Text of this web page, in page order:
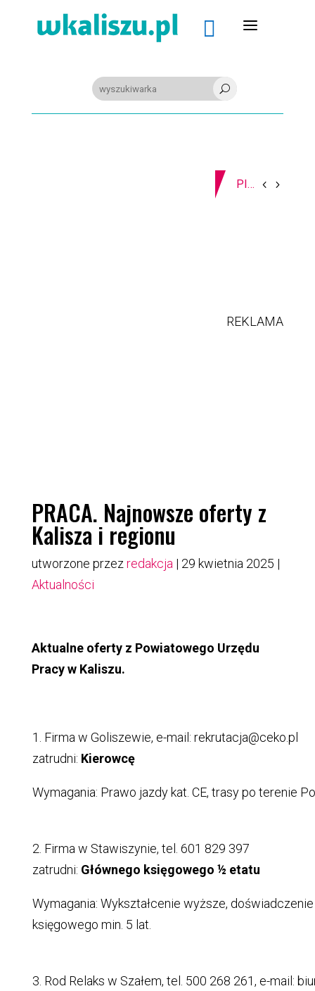
 a
U
PIŁKA RĘCZNA. Nowa bramkarka Szczypiorna. Grała w Norwegii
REKLAMA
PRACA. Najnowsze oferty z
Kalisza i regionu
utworzone przez redakcja | 29 kwietnia 2025 |
Aktualności
Aktualne oferty z Powiatowego Urzędu
Pracy w Kaliszu.
1. Firma w Goliszewie, e-mail: rekrutacja@ceko.pl
zatrudni: Kierowcę
Wymagania: Prawo jazdy kat. CE, trasy po terenie
2. Firma w Stawiszynie, tel. 601 829 397
zatrudni: Głównego księgowego ½ etatu
Wymagania: Wykształcenie wyższe,
księgowego min. 5 lat.
3. Rod Relaks w Szałem, tel. 500 268 261, e-mail: